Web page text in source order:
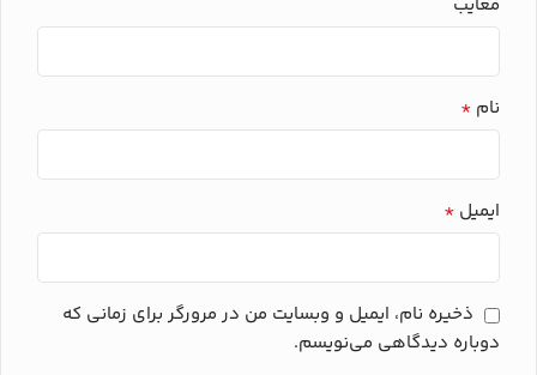
نام *
ایمیل *
ذخیره نام، ایمیل و وبسایت من در مرورگر برای زمانی که
دوباره دیدگاهی می‌نویسم.